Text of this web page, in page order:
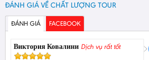
ĐÁNH GIÁ VỀ CHẤT LƯỢNG TOUR
ĐÁNH GIÁ FACEBOOK
Виктория Ковалини Dịch vụ rất tốt